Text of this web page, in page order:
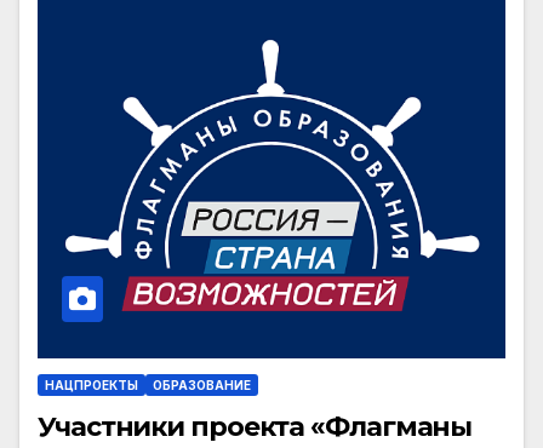
НАЦПРОЕКТЫ ОБРАЗОВАНИЕ
Участники проекта «Флагманы